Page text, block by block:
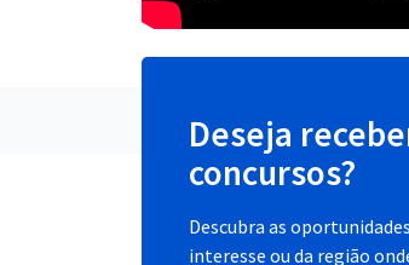
Deseja
concursos?
Descubra as
interesse ou da região